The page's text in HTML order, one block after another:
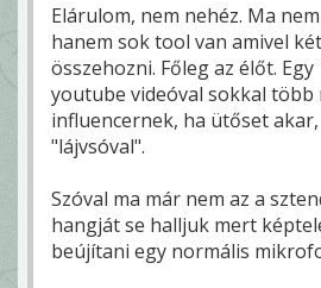
Elárulom, nem nehéz. Ma
hanem sok tool van amivel
összehozni. Főleg az élőt.
youtube videóval sokkal több
influencernek, ha ütőset
"lájvsóval".
Szóval ma már nem az a
hangját se halljuk mert
beújítani egy normális